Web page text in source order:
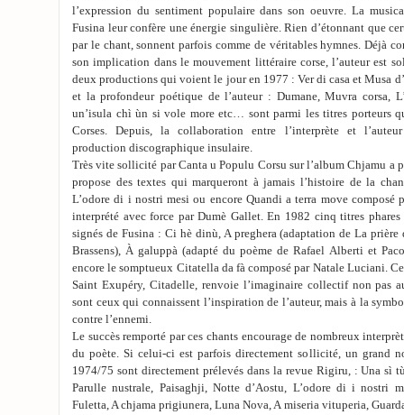
l’expression du sentiment populaire dans son oeuvre. La
Fusina leur confère une énergie singulière. Rien d’étonnant que
par le chant, sonnent parfois comme de véritables hymnes. Déjà
son implication dans le mouvement littéraire corse, l’auteur est
deux productions qui voient le jour en 1977 : Ver di casa et Musa
et la profondeur poétique de l’auteur : Dumane, Muvra corsa,
un’isula chì ùn si vole more etc… sont parmi les titres porteurs
Corses. Depuis, la collaboration entre l’interprète et
production discographique insulaire.
Très vite sollicité par Canta u Populu Corsu sur l’album Chjamu a
propose des textes qui marqueront à jamais l’histoire de la
L’odore di i nostri mesi ou encore Quandi a terra move composé
interprété avec force par Dumè Gallet. En 1982 cinq titres
signés de Fusina : Ci hè dinù, A preghera (adaptation de La prière
Brassens), À galuppà (adapté du poème de Rafael Alberti et
encore le somptueux Citatella da fà composé par Natale Luciani.
Saint Exupéry, Citadelle, renvoie l’imaginaire collectif non pas
sont ceux qui connaissent l’inspiration de l’auteur, mais à la
contre l’ennemi.
Le succès remporté par ces chants encourage de nombreux
du poète. Si celui-ci est parfois directement sollicité, un grand
1974/75 sont directement prélevés dans la revue Rigiru, : Una sì
Parulle nustrale, Paisaghji, Notte d’Aostu, L’odore di i nostri
Fuletta, A chjama prigiunera, Luna Nova, A miseria vituperia,